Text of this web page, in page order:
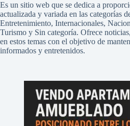
Es un sitio web que se dedica a
actualizada y variada en las categorías
Entretenimiento, Internacionales,
Turismo y Sin categoría. Ofrece
en estos temas con el objetivo de
informados y entretenidos.